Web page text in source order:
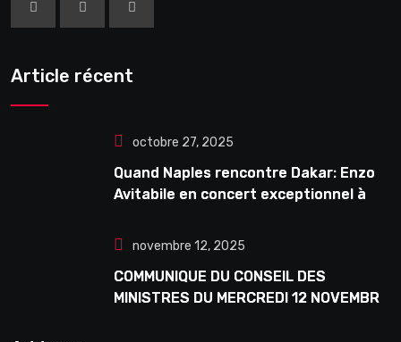
Article récent
octobre 27, 2025
Quand Naples rencontre Dakar: Enzo
Avitabile en concert exceptionnel à
novembre 12, 2025
COMMUNIQUE DU CONSEIL DES
MINISTRES DU MERCREDI 12 NOVEMBRE